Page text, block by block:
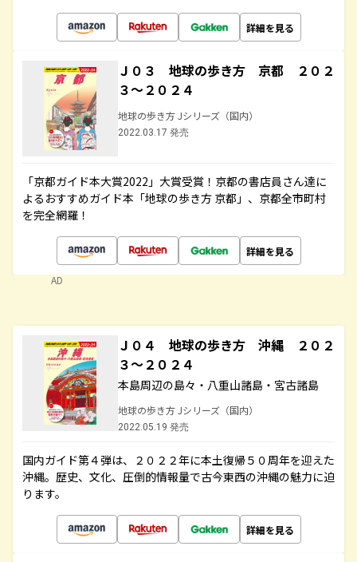
詳細を見る
Ｊ０３ 地球の歩き方 京都 ２０２
３～２０２４
地球の歩き方 Jシリーズ（国内）
2022.03.17 発売
「京都ガイド本大賞2022」大賞受賞！京都の書店員さん達に
よるおすすめガイド本「地球の歩き方 京都」、京都全市町村
を完全網羅！
詳細を見る
AD
Ｊ０４ 地球の歩き方 沖縄 ２０２
３～２０２４
本島周辺の島々・八重山諸島・宮古諸島
地球の歩き方 Jシリーズ（国内）
2022.05.19 発売
国内ガイド第４弾は、２０２２年に本土復帰５０周年を迎えた
沖縄。歴史、文化、圧倒的情報量で古今東西の沖縄の魅力に迫
ります。
詳細を見る